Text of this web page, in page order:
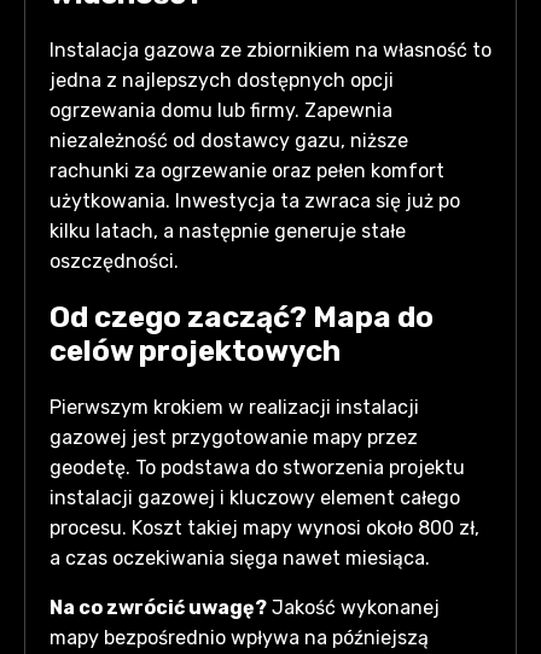
Instalacja gazowa ze zbiornikiem na własność to
jedna z najlepszych dostępnych opcji
ogrzewania domu lub firmy. Zapewnia
niezależność od dostawcy gazu, niższe
rachunki za ogrzewanie oraz pełen komfort
użytkowania. Inwestycja ta zwraca się już po
kilku latach, a następnie generuje stałe
oszczędności.
Od czego zacząć? Mapa do
celów projektowych
Pierwszym krokiem w realizacji instalacji
gazowej jest przygotowanie mapy przez
geodetę. To podstawa do stworzenia projektu
instalacji gazowej i kluczowy element całego
procesu. Koszt takiej mapy wynosi około 800 zł,
a czas oczekiwania sięga nawet miesiąca.
Na co zwrócić uwagę? Jakość wykonanej
mapy bezpośrednio wpływa na późniejszą